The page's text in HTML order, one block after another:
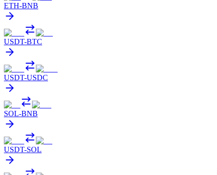
ETH-BNB
USDT-BTC
USDT-USDC
SOL-BNB
USDT-SOL